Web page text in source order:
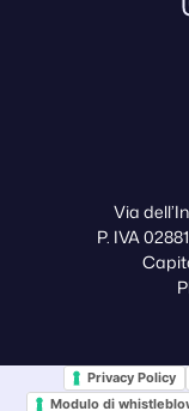
Via
P. IVA
Privacy Policy
Modulo di